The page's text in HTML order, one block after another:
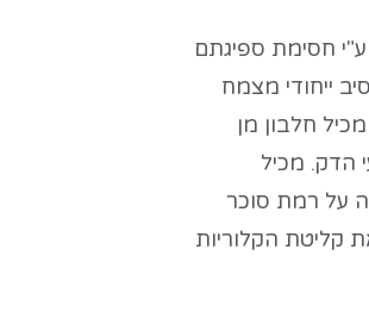
ע"י חסימת ספיגתם
ייחודי מצמח
מכיל חלבון מן
הדק. מכיל
על רמת סוכר
קליטת הקלוריות